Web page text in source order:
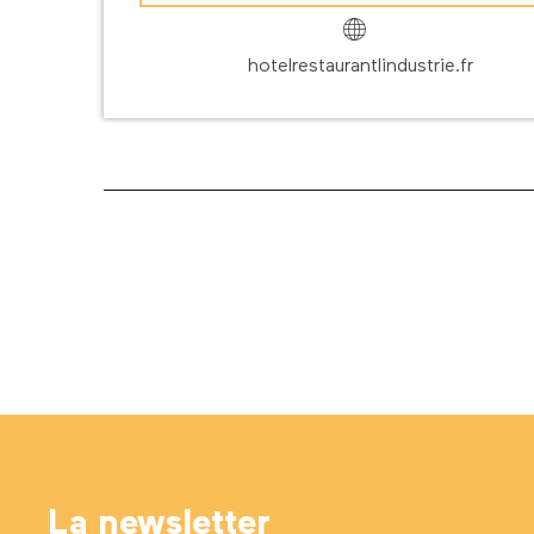
hotelrestaurantlindustrie.fr
La newsletter